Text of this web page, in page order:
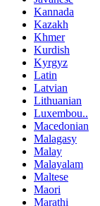
Kannada
Kazakh
Khmer
Kurdish
Kyrgyz
Latin
Latvian
Lithuanian
Luxembou..
Macedonian
Malagasy
Malay
Malayalam
Maltese
Maori
Marathi